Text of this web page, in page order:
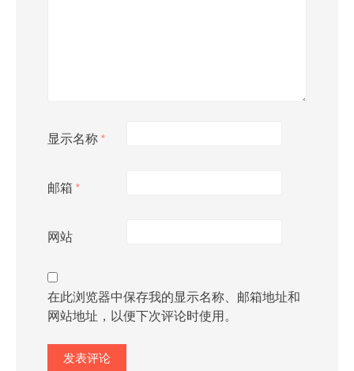
显示名称 *
邮箱 *
网站
在此浏览器中保存我的显示名称、邮箱地址和
网站地址，以便下次评论时使用。